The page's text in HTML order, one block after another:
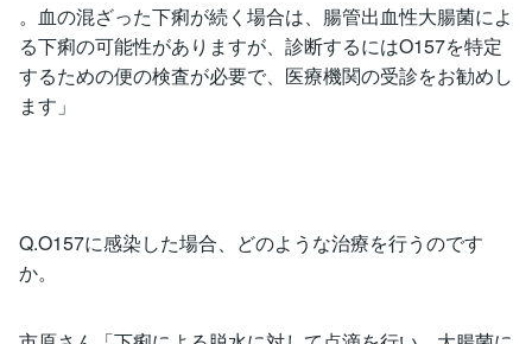
。血の混ざった下痢が続く場合は、腸管出血性大腸菌によ
る下痢の可能性がありますが、診断するにはO157を特定
するための便の検査が必要で、医療機関の受診をお勧めし
ます」
Q.O157に感染した場合、どのような治療を行うのです
か。